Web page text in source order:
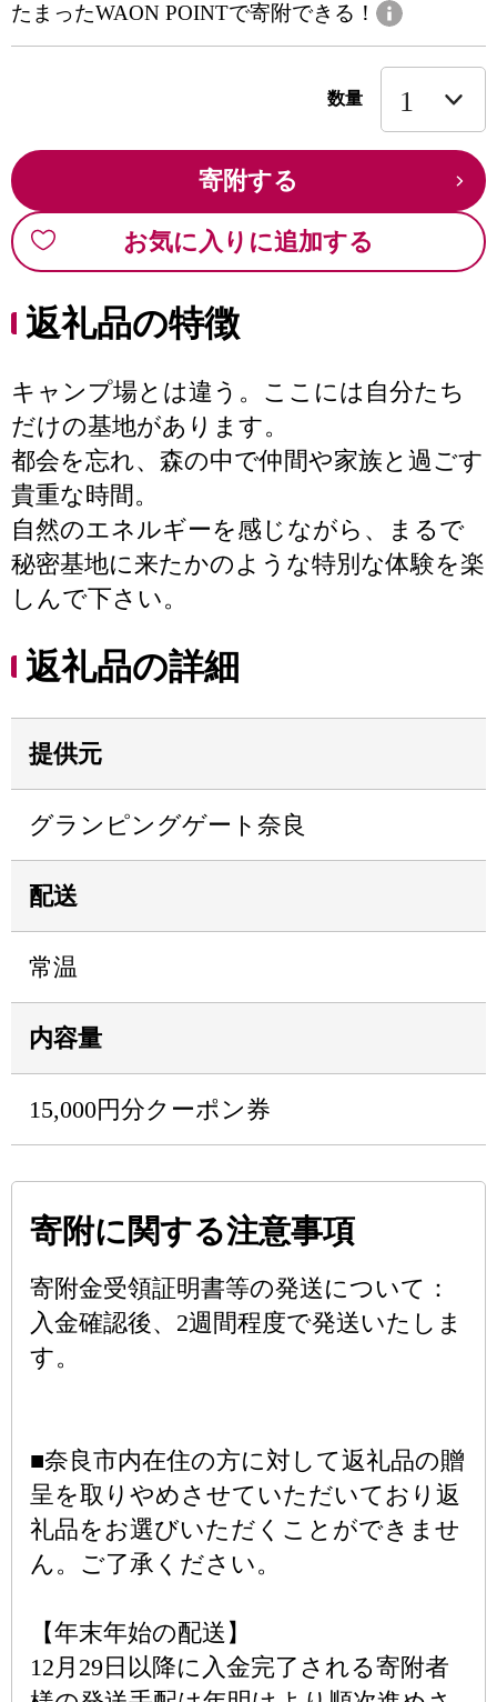
たまったWAON POINTで寄附できる！
数量
寄附する
お気に入りに追加する
返礼品の特徴
キャンプ場とは違う。ここには自分たち
だけの基地があります。
都会を忘れ、森の中で仲間や家族と過ごす
貴重な時間。
自然のエネルギーを感じながら、まるで
秘密基地に来たかのような特別な体験を楽
しんで下さい。
返礼品の詳細
提供元
グランピングゲート奈良
配送
常温
内容量
15,000円分クーポン券
寄附に関する注意事項
寄附金受領証明書等の発送について：
入金確認後、2週間程度で発送いたしま
す。
■奈良市内在住の方に対して返礼品の贈
呈を取りやめさせていただいており返
礼品をお選びいただくことができませ
ん。ご了承ください。
【年末年始の配送】
12月29日以降に入金完了される寄附者